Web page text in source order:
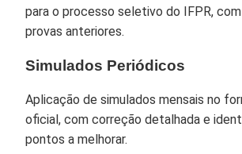
para o processo seletivo do IFPR,
provas anteriores.
Simulados Periódicos
Aplicação de simulados mensais no
oficial, com correção detalhada e
pontos a melhorar.